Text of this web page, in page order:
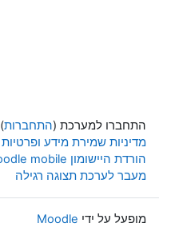
התחברו למערכת (התחברות)
מדיניות שמירת מידע ופרטיות
הורדת היישומון Moodle mobile
מעבר לערכת תצוגה רגילה
מופעל על ידי Moodle